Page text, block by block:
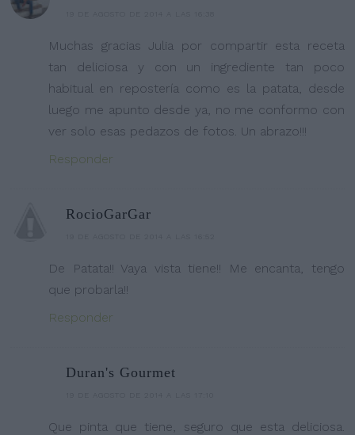
Muchas gracias Julia por compartir esta receta
tan deliciosa y con un ingrediente tan poco
habitual en repostería como es la patata, desde
luego me apunto desde ya, no me conformo con
ver solo esas pedazos de fotos. Un abrazo!!!
Responder
RocioGarGar
De Patata!! Vaya vista tiene!! Me encanta, tengo
que probarla!!
Responder
Duran's Gourmet
Que pinta que tiene, seguro que esta deliciosa.